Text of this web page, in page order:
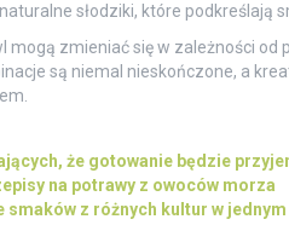
naturalne słodziki, które podkreślają
mogą zmieniać się w zależności
są niemal nieskończone, a
że gotowanie będzie
na potrawy z owoców morza
smaków z różnych kultur w